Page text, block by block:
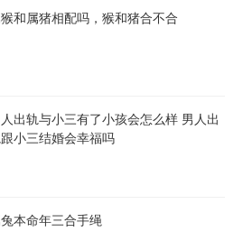
己的能力和潜力。在工作中,你会遇到
的应变能力和智慧来应对。通过解决
较好的业绩。
自己的能力和竞争力。同时,要加强与
立良好的工作团队和人际关系。
适合自己的职业道路和发展方向。
猴和属猪相配吗，猴和猪合不合
出轨与小三有了小孩会怎么样 男人出
小三结婚会幸福吗
兔本命年三合手绳